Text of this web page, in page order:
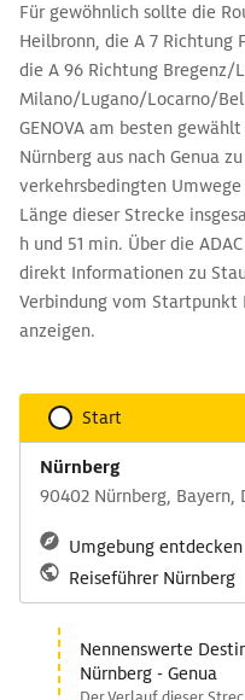
Für gewöhnlich sollte die
Heilbronn, die A 7 Richtung
die A 96 Richtung Bregenz/
Milano/Lugano/Locarno/
GENOVA am besten
Nürnberg aus nach Genua
verkehrsbedingten
Länge dieser Strecke
h und 51 min. Über die
direkt Informationen zu
Verbindung vom Startpunkt
anzeigen.
Start
Nürnberg
90402 Nürnberg, Bayern,
Umgebung entdecken
Reiseführer Nürnberg
Nennenswerte
Nürnberg - Genua